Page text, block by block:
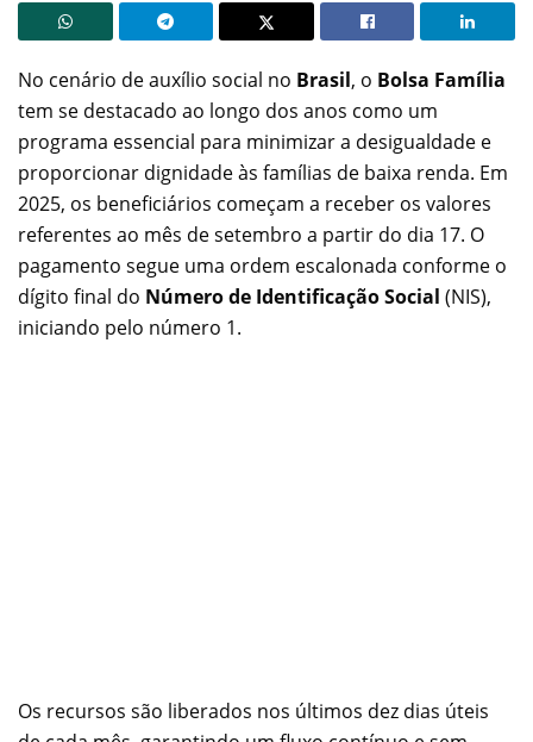
No cenário de auxílio social no Brasil, o Bolsa Família
tem se destacado ao longo dos anos como um
programa essencial para minimizar a desigualdade e
proporcionar dignidade às famílias de baixa renda. Em
2025, os beneficiários começam a receber os valores
referentes ao mês de setembro a partir do dia 17. O
pagamento segue uma ordem escalonada conforme o
dígito final do Número de Identificação Social (NIS),
iniciando pelo número 1.
Os recursos são liberados nos últimos dez dias úteis